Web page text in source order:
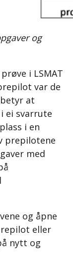
og
i LSMAT
var de
at
ei svarrute
i en
prepilotene
med
og åpne
eller
nytt og